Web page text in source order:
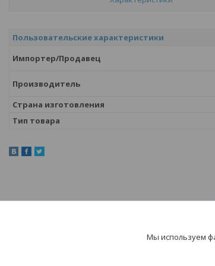
Пользовательские характеристики
Импортер/Продавец
Производитель
Страна изготовления
Тип товара
Мы используем